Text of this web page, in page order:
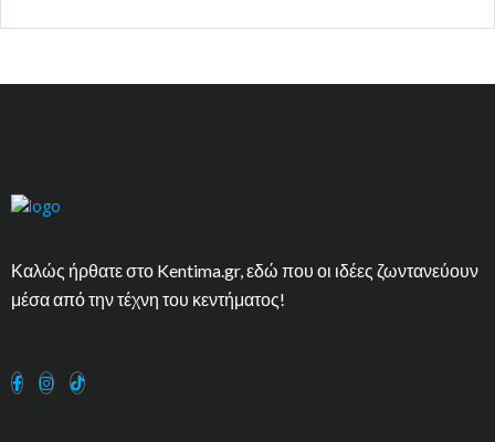
Καλώς ήρθατε στο Kentima.gr, εδώ που οι ιδέες ζωντανεύουν
μέσα από την τέχνη του κεντήματος!